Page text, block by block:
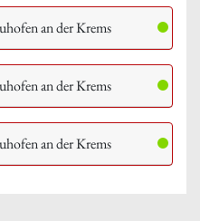
an der Krems
an der Krems
an der Krems